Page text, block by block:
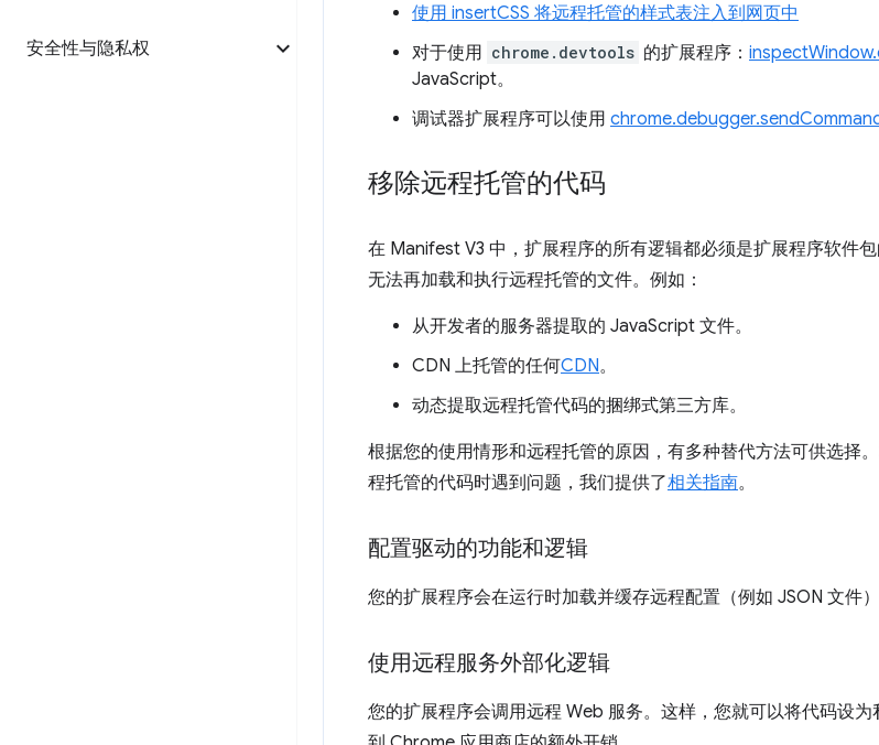
安全性与隐私权
使用 insertCSS 将远程托管的样式表注入到网页中
对于使用 chrome.devtools 的扩展程序：
JavaScript。
调试器扩展程序可以使用
移除远程托管的代码
在 Manifest V3 中，扩展程序的所有逻辑都必须是扩展程序软件
无法再加载和执行远程托管的文件。例如：
从开发者的服务器提取的 JavaScript 文件。
CDN 上托管的任何CDN。
动态提取远程托管代码的捆绑式第三方库。
根据您的使用情形和远程托管的原因，有多种替代方法可供选择
程托管的代码时遇到问题，我们提供了相关指南。
配置驱动的功能和逻辑
您的扩展程序会在运行时加载并缓存远程配置（例如 JSON 文件
使用远程服务外部化逻辑
您的扩展程序会调用远程 Web 服务。这样，您就可以将代码设